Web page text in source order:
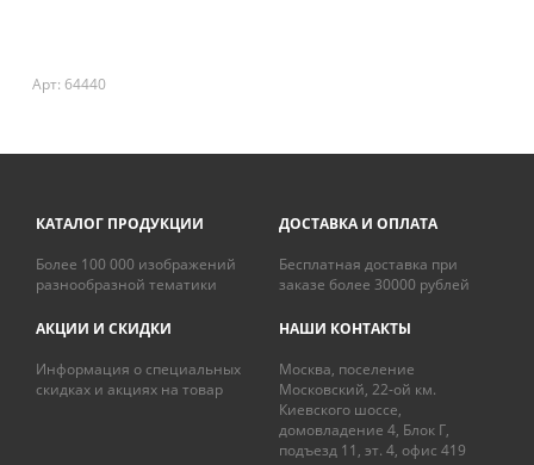
Арт: 64440
КАТАЛОГ ПРОДУКЦИИ
Более 100 000 изображений
разнообразной тематики
ДОСТАВКА И ОПЛАТА
Бесплатная доставка при
заказе более 30000 рублей
АКЦИИ И СКИДКИ
Информация о специальных
скидках и акциях на товар
НАШИ КОНТАКТЫ
Москва, поселение
Московский, 22-ой км.
Киевского шоссе,
домовладение 4, Блок Г,
подъезд 11, эт. 4, офис 419